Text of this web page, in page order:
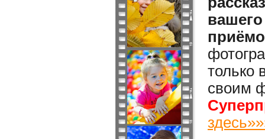
только
своим